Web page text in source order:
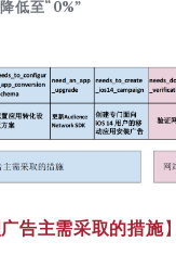
低至“0%”
告主需采取的措施】